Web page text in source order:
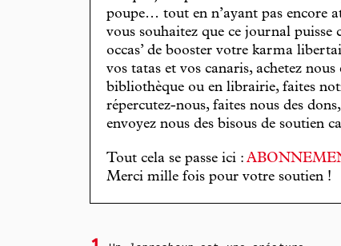
poupe… tout en n’ayant pas encore
vous souhaitez que ce journal puisse
occas’ de booster votre karma
vos tatas et vos canaris, achetez
bibliothèque ou en librairie, faites
répercutez-nous, faites nous des
envoyez nous des bisous de soutien
Tout cela se passe ici :
Merci mille fois pour votre soutien !